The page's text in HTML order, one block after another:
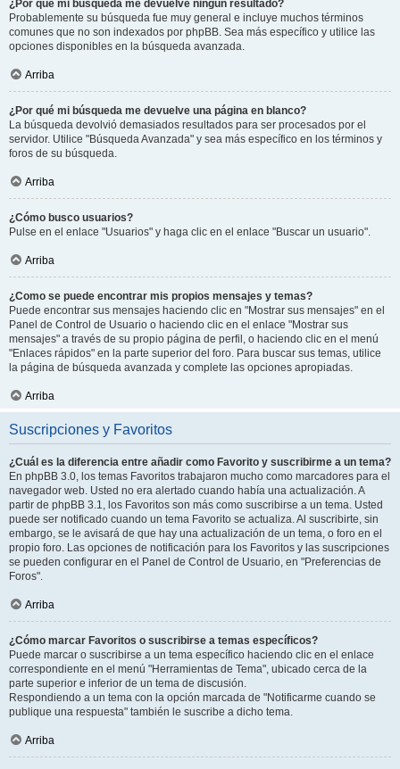
¿Por qué mi búsqueda me devuelve ningún resultado?
Probablemente su búsqueda fue muy general e incluye muchos términos
comunes que no son indexados por phpBB. Sea más específico y utilice las
opciones disponibles en la búsqueda avanzada.
Arriba
¿Por qué mi búsqueda me devuelve una página en blanco?
La búsqueda devolvió demasiados resultados para ser procesados por el
servidor. Utilice "Búsqueda Avanzada" y sea más específico en los términos y
foros de su búsqueda.
Arriba
¿Cómo busco usuarios?
Pulse en el enlace "Usuarios" y haga clic en el enlace "Buscar un usuario".
Arriba
¿Como se puede encontrar mis propios mensajes y temas?
Puede encontrar sus mensajes haciendo clic en "Mostrar sus mensajes" en el
Panel de Control de Usuario o haciendo clic en el enlace "Mostrar sus
mensajes" a través de su propio página de perfil, o haciendo clic en el menú
"Enlaces rápidos" en la parte superior del foro. Para buscar sus temas, utilice
la página de búsqueda avanzada y complete las opciones apropiadas.
Arriba
Suscripciones y Favoritos
¿Cuál es la diferencia entre añadir como Favorito y suscribirme a un tema?
En phpBB 3.0, los temas Favoritos trabajaron mucho como marcadores para el
navegador web. Usted no era alertado cuando había una actualización. A
partir de phpBB 3.1, los Favoritos son más como suscribirse a un tema. Usted
puede ser notificado cuando un tema Favorito se actualiza. Al suscribirte, sin
embargo, se le avisará de que hay una actualización de un tema, o foro en el
propio foro. Las opciones de notificación para los Favoritos y las suscripciones
se pueden configurar en el Panel de Control de Usuario, en "Preferencias de
Foros".
Arriba
¿Cómo marcar Favoritos o suscribirse a temas específicos?
Puede marcar o suscribirse a un tema específico haciendo clic en el enlace
correspondiente en el menú "Herramientas de Tema", ubicado cerca de la
parte superior e inferior de un tema de discusión.
Respondiendo a un tema con la opción marcada de "Notificarme cuando se
publique una respuesta" también le suscribe a dicho tema.
Arriba